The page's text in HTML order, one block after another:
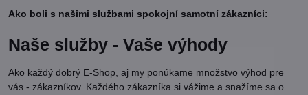
Ako boli s našimi službami spokojní samotní zákazníci:
Naše služby - Vaše výhody
Ako každý dobrý E-Shop, aj my ponúkame množstvo výhod pre
vás - zákazníkov. Každého zákazníka si vážime a snažíme sa o